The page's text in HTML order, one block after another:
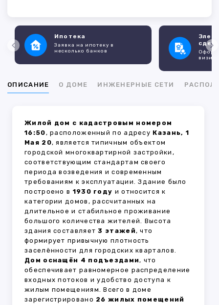
Ипотека
Заявка на ипотеку в
несколько банков
ОПИСАНИЕ О ДОМЕ ИНЖЕНЕРНЫЕ СЕТИ
Жилой дом с кадастровым номером
16:50, расположенный по адресу Казань, 1
Мая 20, является типичным объектом
городской многоквартирной застройки,
соответствующим стандартам своего
периода возведения и современным
требованиям к эксплуатации. Здание было
построено в 1930 году и относится к
категории домов, рассчитанных на
длительное и стабильное проживание
большого количества жителей. Высота
здания составляет3 этажей, что
формирует привычную плотность
заселённости для городских кварталов.
Дом оснащён 4 подъездами, что
обеспечивает равномерное распределение
входных потоков и удобство доступа к
жилым помещениям. Всего в доме
зарегистрировано 26 жилых помещений